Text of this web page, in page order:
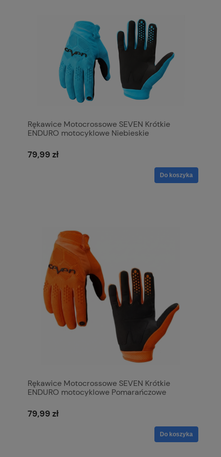
Rękawice Motocrossowe SEVEN Krótkie
ENDURO motocyklowe Niebieskie
79,99 zł
Do koszyka
Rękawice Motocrossowe SEVEN Krótkie
ENDURO motocyklowe Pomarańczowe
79,99 zł
Do koszyka